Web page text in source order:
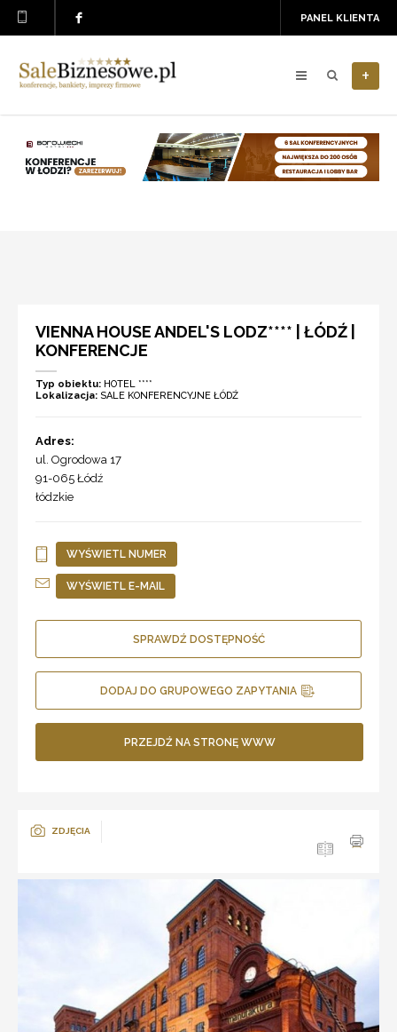
PANEL KLIENTA
+
VIENNA HOUSE ANDEL'S LODZ**** | ŁÓDŹ |
KONFERENCJE
Typ obiektu: HOTEL ****
Lokalizacja: SALE KONFERENCYJNE ŁÓDŹ
Adres:
ul. Ogrodowa 17
91-065 Łódź
łódzkie
WYŚWIETL NUMER
WYŚWIETL E-MAIL
SPRAWDŹ DOSTĘPNOŚĆ
DODAJ DO GRUPOWEGO ZAPYTANIA
PRZEJDŹ NA STRONĘ WWW
ZDJĘCIA